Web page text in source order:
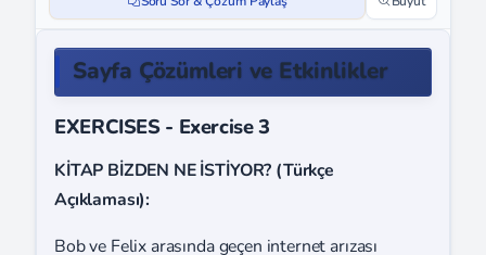
Sayfa Çözümleri ve Etkinlikler
EXERCISES - Exercise 3
KİTAP BİZDEN NE İSTİYOR? (Türkçe
Açıklaması):
Bob ve Felix arasında geçen internet arızası